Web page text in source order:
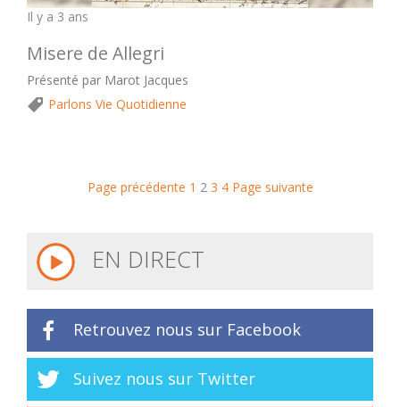
Il y a 3 ans
Misere de Allegri
Présenté par Marot Jacques
Parlons Vie Quotidienne
Page précédente 1 2 3 4 Page suivante
EN DIRECT
Retrouvez nous sur Facebook
Suivez nous sur Twitter